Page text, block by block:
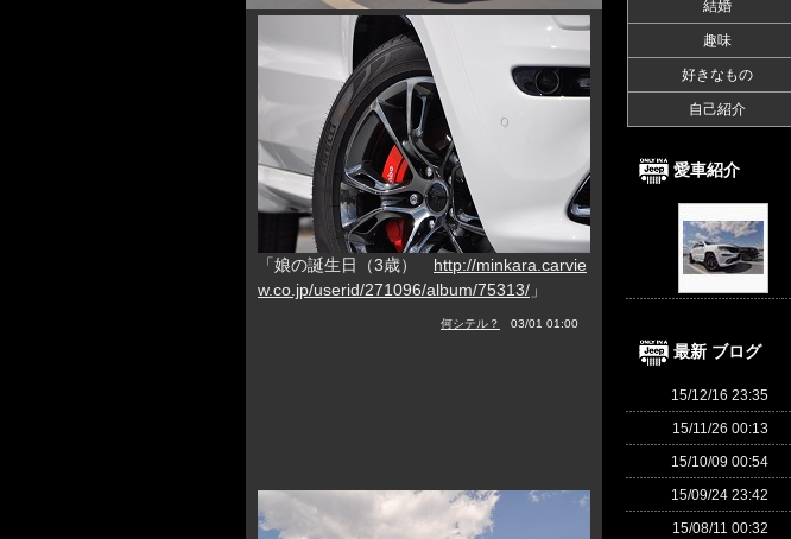
「娘の誕生日（3歳） http://minkara.carvie
w.co.jp/userid/271096/album/75313/ 」
何シテル？ 03/01 01:00
結婚
趣味
好きなもの
自己紹介
愛車紹介
最新 ブログ
15/12/16 23:35
15/11/26 00:13
15/10/09 00:54
15/09/24 23:42
15/08/11 00:32